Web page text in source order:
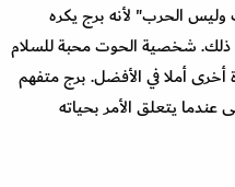
الحرب" لأنه برج يكره
ذلك. شخصية الحوت محبة للسلام
أخرى أملا في الأفضل. برج متفهم
عندما يتعلق الأمر بحياته